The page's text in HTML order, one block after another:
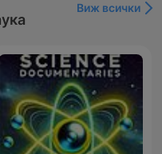
Виж всички